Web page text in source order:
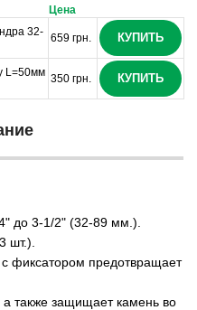
Цена
32- 659 грн. КУПИТЬ
L=50мм 350 грн. КУПИТЬ
до 3-1/2" (32-89 мм.).
шт.).
фиксатором предотвращает
также защищает камень во